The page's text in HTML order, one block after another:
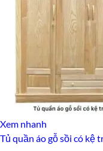
Xem nhanh
Tủ quần áo gỗ sồi có kệ